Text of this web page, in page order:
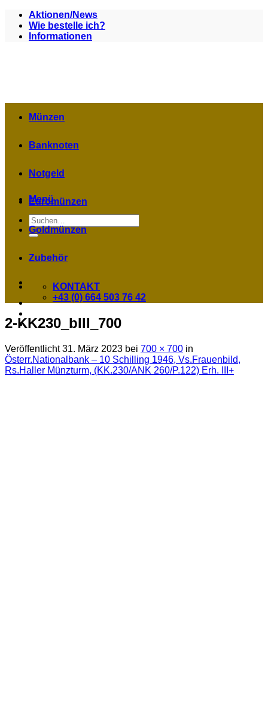
Zum
Inhalt
springen
Aktionen/News
Wie bestelle ich?
Informationen
Menü
Suchen
nach:
Münzen
Banknoten
Notgeld
Euromünzen
Goldmünzen
Zubehör
KONTAKT
+43 (0) 664 503 76 42
2-KK230_bIII_700
Veröffentlicht31. März 2023 bei 700 × 700 in
Österr.Nationalbank – 10 Schilling 1946, Vs.Frauenbild,
Rs.Haller Münzturm, (KK.230/ANK 260/P.122) Erh. III+